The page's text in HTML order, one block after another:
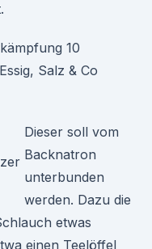
10
Salz & Co
Dieser soll vom
Backnatron
unterbunden
werden. Dazu die
etwas
einen Teelöffel